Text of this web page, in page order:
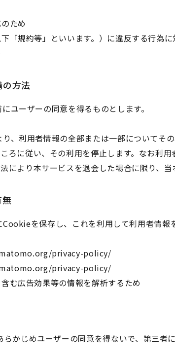
ため
「規約等」といいます。）に違反する行為
方法
ユーザーの同意を得るものとします。
、利用者情報の全部または一部についてそ
ろに従い、その利用を停止します。なお利
により本サービスを退会した場合に限り、
を保存し、これを利用して利用者情報
privacy-policy/
privacy-policy/
む広告効果等の情報を解析するため
かじめユーザーの同意を得ないで、第三者